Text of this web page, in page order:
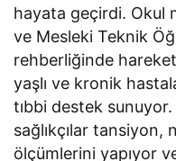
hayata geçirdi. Okul
ve Mesleki Teknik
rehberliğinde
yaşlı ve kronik
tıbbi destek sunuyor.
sağlıkçılar tansiyon,
ölçümlerini yapıyor